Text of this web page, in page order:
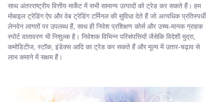
ट्रेडिंग शिक्षा
प्रोत्साहन
साथ अंतरराष्ट्रीय वित्तीय मार्केट में सभी सामान्य उत्पादों को ट्रेड कर सकते हैं। हम
मोबाइल ट्रेडिंग ऐप और वेब ट्रेडिंग टर्मिनल की सुविधा देते हैं जो अत्यधिक प्रतिस्पर्धी
लेनदेन लागतों पर उपलब्ध हैं, साथ ही निवेश प्रशिक्षण कोर्स और उच्च-मानक ग्राहक
स्पोर्ट वातावरण भी निशुल्क है। निवेशक विभिन्न परिसंपत्तियों जैसेकि विदेशी मुद्रा,
कमोडिटीज, स्टॉक, इंडेक्स आदि का ट्रेड कर सकते हैं और मूल्य में उतार-चढ़ाव से
लाभ कमाने में सक्षम हैं।